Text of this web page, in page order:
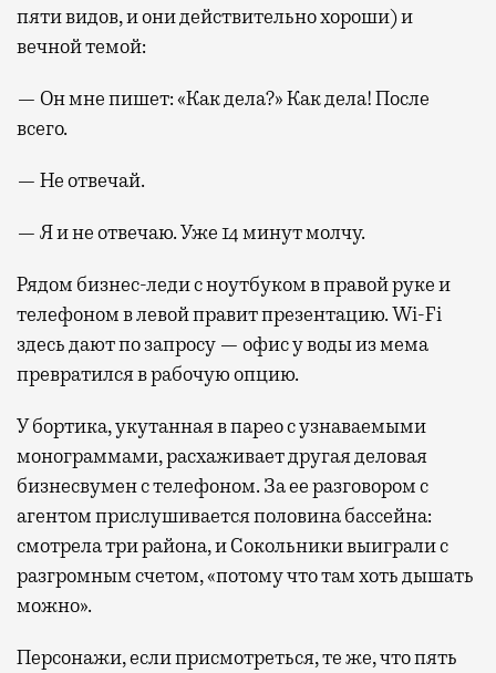
пяти видов, и они действительно хороши) и
вечной темой:
— Он мне пишет: «Как дела?» Как дела! После
всего.
— Не отвечай.
— Я и не отвечаю. Уже 14 минут молчу.
Рядом бизнес-леди с ноутбуком в правой руке и
телефоном в левой правит презентацию. Wi-Fi
здесь дают по запросу — офис у воды из мема
превратился в рабочую опцию.
У бортика, укутанная в парео с узнаваемыми
монограммами, расхаживает другая деловая
бизнесвумен с телефоном. За ее разговором с
агентом прислушивается половина бассейна:
смотрела три района, и Сокольники выиграли с
разгромным счетом, «потому что там хоть дышать
можно».
Персонажи, если присмотреться, те же, что пять